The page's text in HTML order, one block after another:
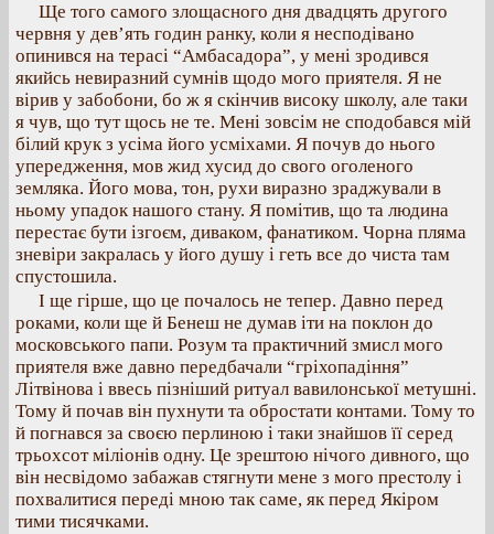
Ще того самого злощасного дня двадцять другого
червня у дев’ять годин ранку, коли я несподівано
опинився на терасі “Амбасадора”, у мені зродився
якийсь невиразний сумнів щодо мого приятеля. Я не
вірив у забобони, бо ж я скінчив високу школу, але таки
я чув, що тут щось не те. Мені зовсім не сподобався мій
білий крук з усіма його усміхами. Я почув до нього
упередження, мов жид хусид до свого оголеного
земляка. Його мова, тон, рухи виразно зраджували в
ньому упадок нашого стану. Я помітив, що та людина
перестає бути ізгоєм, диваком, фанатиком. Чорна пляма
зневіри закралась у його душу і геть все до чиста там
спустошила.
І ще гірше, що це почалось не тепер. Давно перед
роками, коли ще й Бенеш не думав іти на поклон до
московського папи. Розум та практичний змисл мого
приятеля вже давно передбачали “гріхопадіння”
Літвінова і ввесь пізніший ритуал вавилонської метушні.
Тому й почав він пухнути та обростати контами. Тому то
й погнався за своєю перлиною і таки знайшов її серед
трьохсот міліонів одну. Це зрештою нічого дивного, що
він несвідомо забажав стягнути мене з мого престолу і
похвалитися переді мною так саме, як перед Якіром
тими тисячками.